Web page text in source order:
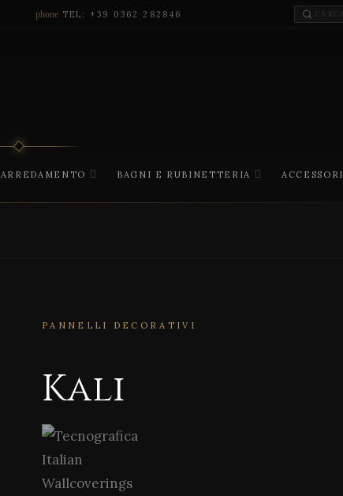
phone TEL: +39 0362 282846
ARREDAMENTO BAGNI E RUBINETTERIA ACCESSORI
PANNELLI DECORATIVI
Kali